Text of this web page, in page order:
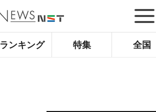
ランキング 特集 全国